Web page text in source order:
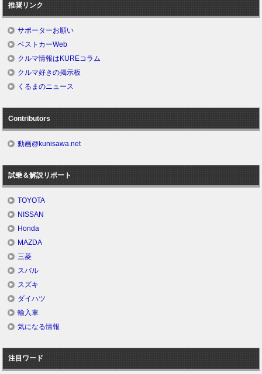
推奨リンク
サポーターお願い
ベストカーWeb
クルマ情報はKUREコラム
クルマ好きの掲示板
くるまのニュース
Contributors
動画@kunisawa.net
試乗＆解説リポート
TOYOTA
NISSAN
Honda
MAZDA
三菱
スバル
スズキ
ダイハツ
輸入車
気になる情報
注目ワード